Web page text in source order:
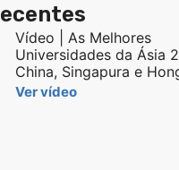
Vídeo | As Melhores
Universidades da Ásia
China, Singapura e
Ver vídeo